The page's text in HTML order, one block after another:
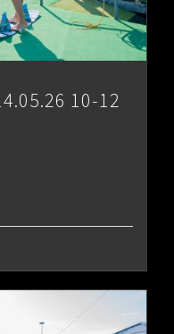
10-12